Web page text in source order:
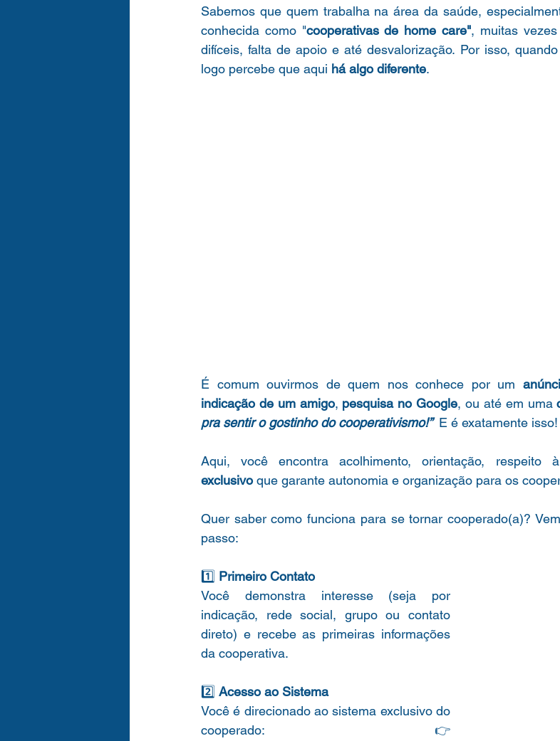
Sabemos que quem trabalha na área da saúde,
conhecida como "cooperativas de home care", muitas
difíceis, falta de apoio e até desvalorização. Por isso,
logo percebe que aqui há algo diferente.
É comum ouvirmos de quem nos conhece por um
indicação de um amigo, pesquisa no Google, ou até em uma
pra sentir o gostinho do cooperativismo!” E é exatamente isso!
Aqui, você encontra acolhimento, orientação,
exclusivo que garante autonomia e organização para os
Quer saber como funciona para se tornar cooperado(a)?
passo:
1️⃣ Primeiro Contato
Você demonstra interesse (seja por
indicação, rede social, grupo ou contato
direto) e recebe as primeiras informações
da cooperativa.
2️⃣ Acesso ao Sistema
Você é direcionado ao sistema exclusivo do